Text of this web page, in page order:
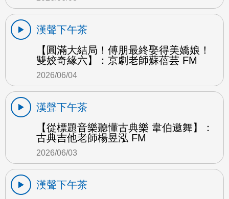
漢聲下午茶
【圓滿大結局！傅朋最終娶得美嬌娘！
雙姣奇緣六】：京劇老師蘇蓓芸 FM
2026/06/04
漢聲下午茶
【從標題音樂聽懂古典樂 韋伯邀舞】：
古典吉他老師楊昱泓 FM
2026/06/03
漢聲下午茶